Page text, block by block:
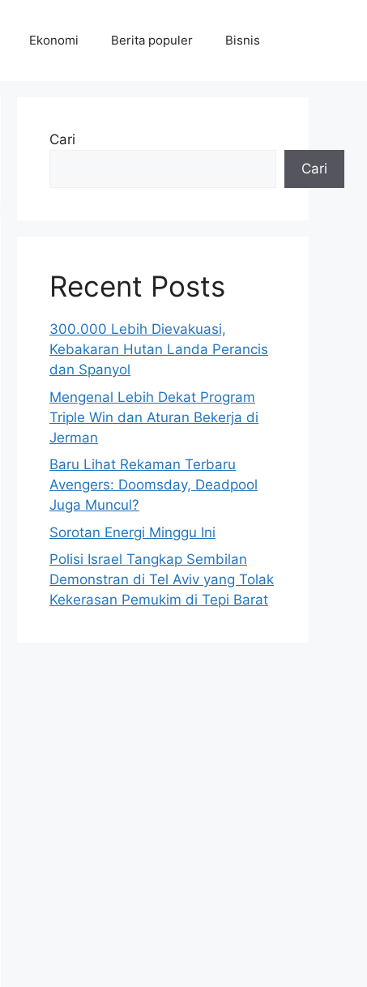
Ekonomi Berita populer Bisnis
Cari
Cari
Recent Posts
300.000 Lebih Dievakuasi,
Kebakaran Hutan Landa Perancis
dan Spanyol
Mengenal Lebih Dekat Program
Triple Win dan Aturan Bekerja di
Jerman
Baru Lihat Rekaman Terbaru
Avengers: Doomsday, Deadpool
Juga Muncul?
Sorotan Energi Minggu Ini
Polisi Israel Tangkap Sembilan
Demonstran di Tel Aviv yang Tolak
Kekerasan Pemukim di Tepi Barat